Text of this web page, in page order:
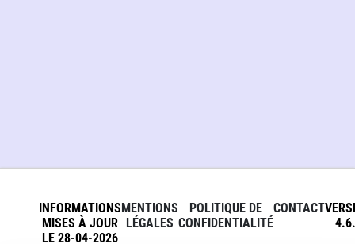
INFORMATIONS
MISES À JOUR
LE 28-04-2026
MENTIONS
LÉGALES
POLITIQUE DE
CONFIDENTIALITÉ
CONTACT